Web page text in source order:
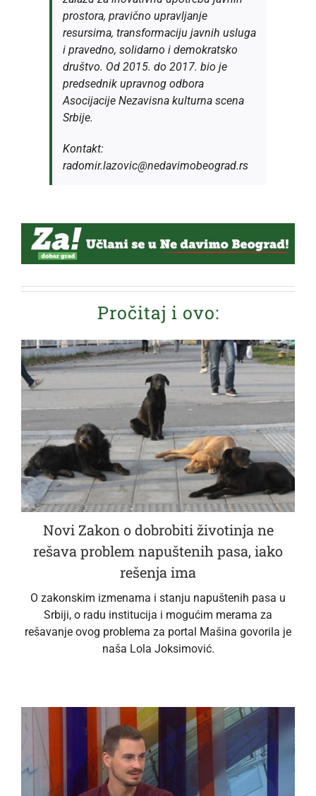
prostora, pravično upravljanje
resursima, transformaciju javnih usluga
i pravedno, solidarno i demokratsko
društvo. Od 2015. do 2017. bio je
predsednik upravnog odbora
Asocijacije Nezavisna kulturna scena
Srbije.
Kontakt:
radomir.lazovic@nedavimobeograd.rs
Pročitaj i ovo:
Novi Zakon o dobrobiti životinja ne
rešava problem napuštenih pasa, iako
rešenja ima
O zakonskim izmenama i stanju napuštenih pasa u
Srbiji, o radu institucija i mogućim merama za
rešavanje ovog problema za portal Mašina govorila je
naša Lola Joksimović.